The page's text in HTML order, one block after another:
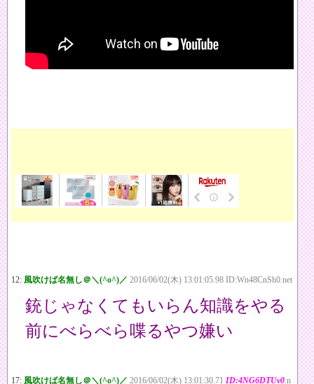
12: 風吹けば名無し＠＼(^o^)／ 2016/06/02(木) 13:01:05.98 ID:Wn48CnSh0.net
銃じゃなくてもいらん知識をやる
前にべらべら喋るやつ嫌い
17: 風吹けば名無し＠＼(^o^)／ 2016/06/02(木) 13:01:30.71 ID:4NG6DTUv0.n